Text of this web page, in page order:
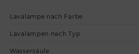
Lavalampe nach Farbe
Lavalampen nach Typ
Wassersäule